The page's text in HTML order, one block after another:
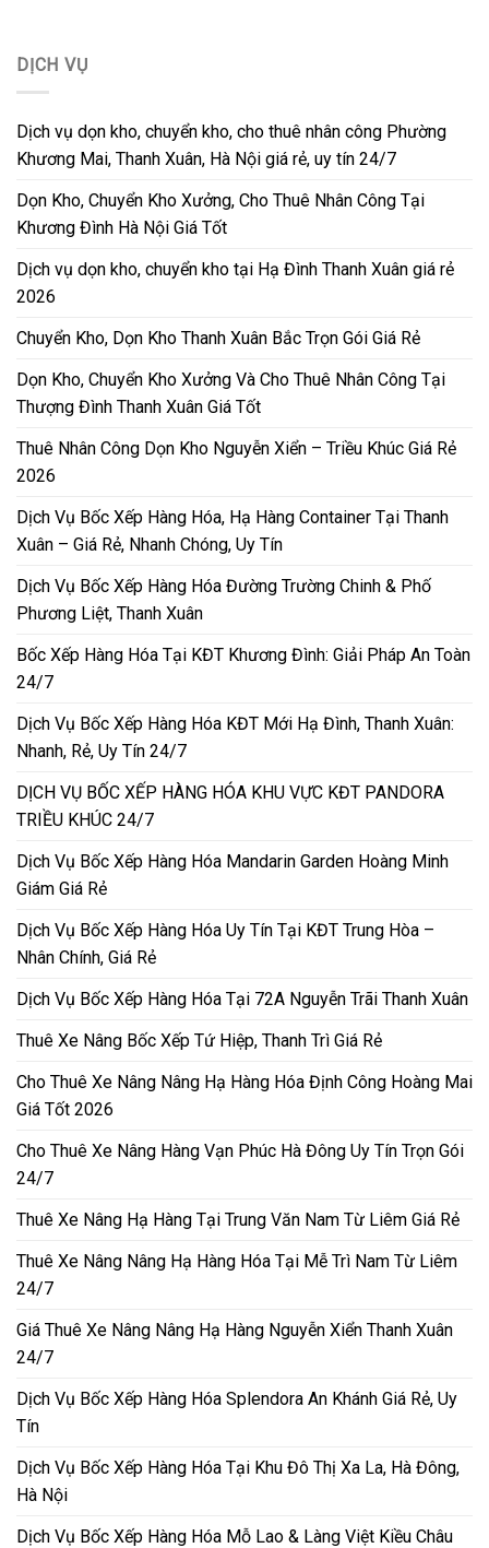
DỊCH VỤ
Dịch vụ dọn kho, chuyển kho, cho thuê nhân công Phường
Khương Mai, Thanh Xuân, Hà Nội giá rẻ, uy tín 24/7
Dọn Kho, Chuyển Kho Xưởng, Cho Thuê Nhân Công Tại
Khương Đình Hà Nội Giá Tốt
Dịch vụ dọn kho, chuyển kho tại Hạ Đình Thanh Xuân giá rẻ
2026
Chuyển Kho, Dọn Kho Thanh Xuân Bắc Trọn Gói Giá Rẻ
Dọn Kho, Chuyển Kho Xưởng Và Cho Thuê Nhân Công Tại
Thượng Đình Thanh Xuân Giá Tốt
Thuê Nhân Công Dọn Kho Nguyễn Xiển – Triều Khúc Giá Rẻ
2026
Dịch Vụ Bốc Xếp Hàng Hóa, Hạ Hàng Container Tại Thanh
Xuân – Giá Rẻ, Nhanh Chóng, Uy Tín
Dịch Vụ Bốc Xếp Hàng Hóa Đường Trường Chinh & Phố
Phương Liệt, Thanh Xuân
Bốc Xếp Hàng Hóa Tại KĐT Khương Đình: Giải Pháp An Toàn
24/7
Dịch Vụ Bốc Xếp Hàng Hóa KĐT Mới Hạ Đình, Thanh Xuân:
Nhanh, Rẻ, Uy Tín 24/7
DỊCH VỤ BỐC XẾP HÀNG HÓA KHU VỰC KĐT PANDORA
TRIỀU KHÚC 24/7
Dịch Vụ Bốc Xếp Hàng Hóa Mandarin Garden Hoàng Minh
Giám Giá Rẻ
Dịch Vụ Bốc Xếp Hàng Hóa Uy Tín Tại KĐT Trung Hòa –
Nhân Chính, Giá Rẻ
Dịch Vụ Bốc Xếp Hàng Hóa Tại 72A Nguyễn Trãi Thanh Xuân
Thuê Xe Nâng Bốc Xếp Tứ Hiệp, Thanh Trì Giá Rẻ
Cho Thuê Xe Nâng Nâng Hạ Hàng Hóa Định Công Hoàng Mai
Giá Tốt 2026
Cho Thuê Xe Nâng Hàng Vạn Phúc Hà Đông Uy Tín Trọn Gói
24/7
Thuê Xe Nâng Hạ Hàng Tại Trung Văn Nam Từ Liêm Giá Rẻ
Thuê Xe Nâng Nâng Hạ Hàng Hóa Tại Mễ Trì Nam Từ Liêm
24/7
Giá Thuê Xe Nâng Nâng Hạ Hàng Nguyễn Xiển Thanh Xuân
24/7
Dịch Vụ Bốc Xếp Hàng Hóa Splendora An Khánh Giá Rẻ, Uy
Tín
Dịch Vụ Bốc Xếp Hàng Hóa Tại Khu Đô Thị Xa La, Hà Đông,
Hà Nội
Dịch Vụ Bốc Xếp Hàng Hóa Mỗ Lao & Làng Việt Kiều Châu